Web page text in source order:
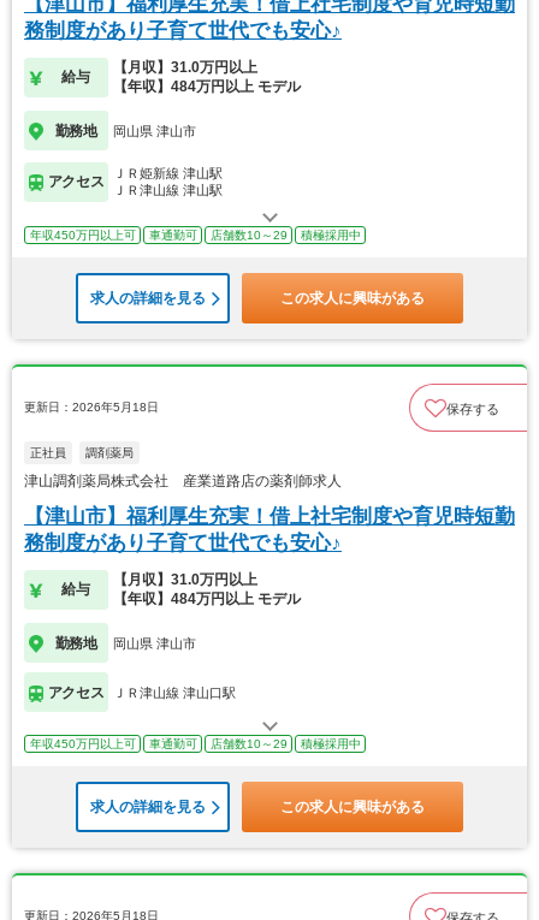
【津山市】福利厚生充実！借上社宅制度や育児時短勤
務制度があり子育て世代でも安心♪
給与
【月収】31.0万円以上
【年収】484万円以上 モデル
勤務地 岡山県 津山市
アクセス
ＪＲ姫新線 津山駅
ＪＲ津山線 津山駅
年収450万円以上可 車通勤可 店舗数10～29 積極採用中
求人の詳細を見る この求人に興味がある
更新日：2026年5月18日 保存する
正社員 調剤薬局
津山調剤薬局株式会社 産業道路店の薬剤師求人
【津山市】福利厚生充実！借上社宅制度や育児時短勤
務制度があり子育て世代でも安心♪
給与
【月収】31.0万円以上
【年収】484万円以上 モデル
勤務地 岡山県 津山市
アクセス ＪＲ津山線 津山口駅
年収450万円以上可 車通勤可 店舗数10～29 積極採用中
求人の詳細を見る この求人に興味がある
更新日：2026年5月18日